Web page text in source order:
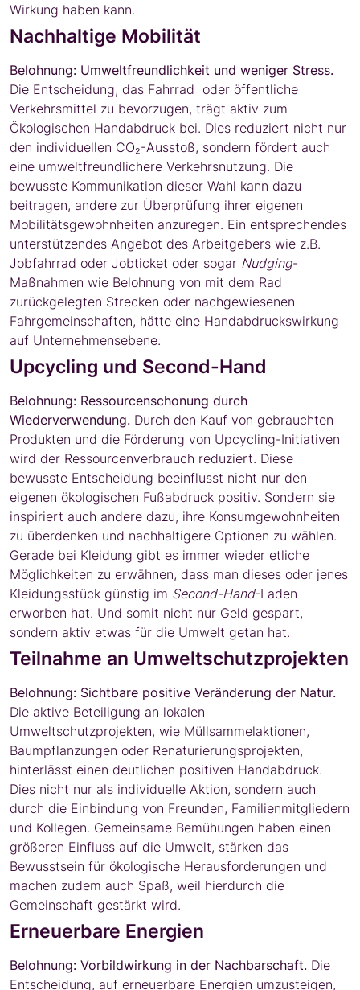
Wirkung haben kann.
Nachhaltige Mobilität
Belohnung: Umweltfreundlichkeit und weniger Stress.
Die Entscheidung, das Fahrrad oder öffentliche
Verkehrsmittel zu bevorzugen, trägt aktiv zum
Ökologischen Handabdruck bei. Dies reduziert nicht nur
den individuellen CO₂-Ausstoß, sondern fördert auch
eine umweltfreundlichere Verkehrsnutzung. Die
bewusste Kommunikation dieser Wahl kann dazu
beitragen, andere zur Überprüfung ihrer eigenen
Mobilitätsgewohnheiten anzuregen. Ein entsprechendes
unterstützendes Angebot des Arbeitgebers wie z.B.
Jobfahrrad oder Jobticket oder sogar Nudging-
Maßnahmen wie Belohnung von mit dem Rad
zurückgelegten Strecken oder nachgewiesenen
Fahrgemeinschaften, hätte eine Handabdruckswirkung
auf Unternehmensebene.
Upcycling und Second-Hand
Belohnung: Ressourcenschonung durch
Wiederverwendung. Durch den Kauf von gebrauchten
Produkten und die Förderung von Upcycling-Initiativen
wird der Ressourcenverbrauch reduziert. Diese
bewusste Entscheidung beeinflusst nicht nur den
eigenen ökologischen Fußabdruck positiv. Sondern sie
inspiriert auch andere dazu, ihre Konsumgewohnheiten
zu überdenken und nachhaltigere Optionen zu wählen.
Gerade bei Kleidung gibt es immer wieder etliche
Möglichkeiten zu erwähnen, dass man dieses oder jenes
Kleidungsstück günstig im Second-Hand-Laden
erworben hat. Und somit nicht nur Geld gespart,
sondern aktiv etwas für die Umwelt getan hat.
Teilnahme an Umweltschutzprojekten
Belohnung: Sichtbare positive Veränderung der Natur.
Die aktive Beteiligung an lokalen
Umweltschutzprojekten, wie Müllsammelaktionen,
Baumpflanzungen oder Renaturierungsprojekten,
hinterlässt einen deutlichen positiven Handabdruck.
Dies nicht nur als individuelle Aktion, sondern auch
durch die Einbindung von Freunden, Familienmitgliedern
und Kollegen. Gemeinsame Bemühungen haben einen
größeren Einfluss auf die Umwelt, stärken das
Bewusstsein für ökologische Herausforderungen und
machen zudem auch Spaß, weil hierdurch die
Gemeinschaft gestärkt wird.
Erneuerbare Energien
Belohnung: Vorbildwirkung in der Nachbarschaft. Die
Entscheidung, auf erneuerbare Energien umzusteigen,